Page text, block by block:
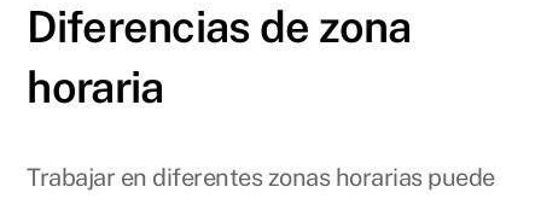
Diferencias de zona
horaria
Trabajar en diferentes zonas horarias puede